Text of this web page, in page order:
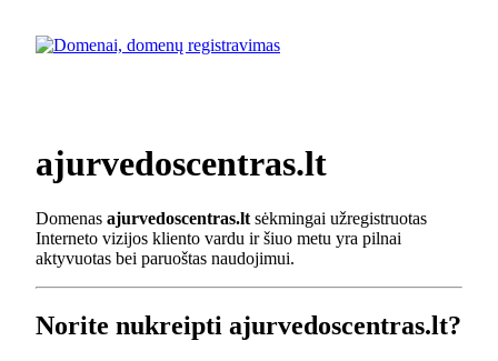
ajurvedoscentras.lt
Domenas ajurvedoscentras.lt sėkmingai užregistruotas
Interneto vizijos kliento vardu ir šiuo metu yra pilnai
aktyvuotas bei paruoštas naudojimui.
Norite nukreipti ajurvedoscentras.lt?